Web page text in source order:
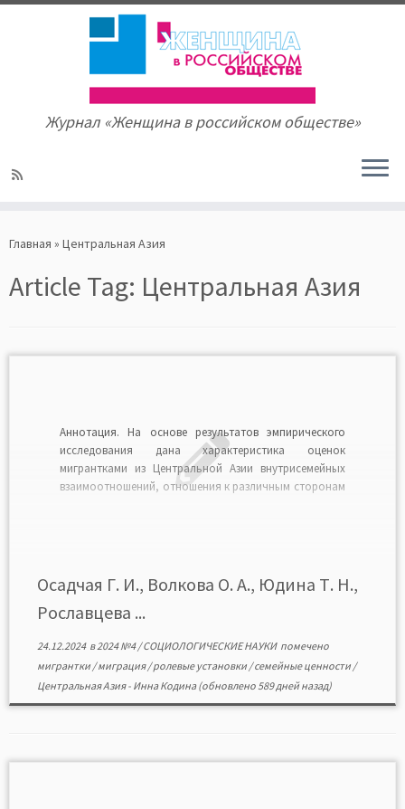
to
Журнал «Женщина в российском обществе»
Главная » Центральная Азия
Article Tag: Центральная Азия
Аннотация. На основе результатов эмпирического
исследования дана характеристика оценок
мигрантками из Центральной Азии внутрисемейных
взаимоотношений, отношения к различным сторонам
из Центральной Азии и москвичек. Обосновано, […]
Осадчая Г. И., Волкова О. А., Юдина Т. Н.,
Рославцева ...
24.12.2024в2024 №4/СОЦИОЛОГИЧЕСКИЕ НАУКИ помечено
мигрантки /миграция/ролевые установки /семейные ценности /
Центральная Азия- Инна Кодина(обновлено 589 дней назад)